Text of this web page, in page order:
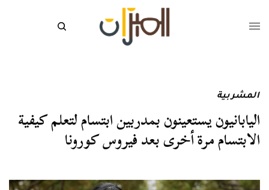
المشربية
اليابانيون يستعينون بمدربين ابتسام لتعلم كيفية
الابتسام مرة أخرى بعد فيروس كورونا